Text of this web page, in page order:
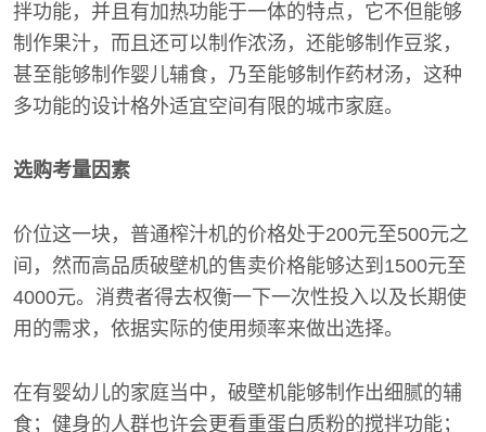
拌功能，并且有加热功能于一体的特点，它不但能够
制作果汁，而且还可以制作浓汤，还能够制作豆浆，
甚至能够制作婴儿辅食，乃至能够制作药材汤，这种
多功能的设计格外适宜空间有限的城市家庭。
选购考量因素
价位这一块，普通榨汁机的价格处于200元至500元之
间，然而高品质破壁机的售卖价格能够达到1500元至
4000元。消费者得去权衡一下一次性投入以及长期使
用的需求，依据实际的使用频率来做出选择。
在有婴幼儿的家庭当中，破壁机能够制作出细腻的辅
食；健身的人群也许会更看重蛋白质粉的搅拌功能；